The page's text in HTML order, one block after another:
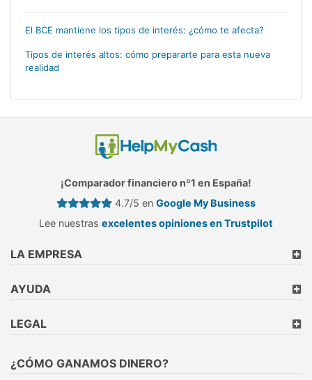
El BCE mantiene los tipos de interés: ¿cómo te afecta?
Tipos de interés altos: cómo prepararte para esta nueva
realidad
¡Comparador financiero nº1 en España!
4.7/5 en Google My Business
Lee nuestras excelentes opiniones en Trustpilot
LA EMPRESA
AYUDA
LEGAL
¿CÓMO GANAMOS DINERO?